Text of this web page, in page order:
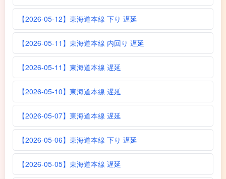
【2026-05-12】東海道本線 下り 遅延
【2026-05-11】東海道本線 内回り 遅延
【2026-05-11】東海道本線 遅延
【2026-05-10】東海道本線 遅延
【2026-05-07】東海道本線 遅延
【2026-05-06】東海道本線 下り 遅延
【2026-05-05】東海道本線 遅延